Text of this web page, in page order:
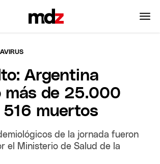
Argentina
más de 25.000
muertos
de la jornada fueron
el Ministerio de Salud de la